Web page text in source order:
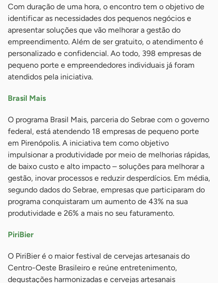
Com duração de uma hora, o encontro tem o objetivo de
identificar as necessidades dos pequenos negócios e
apresentar soluções que vão melhorar a gestão do
empreendimento. Além de ser gratuito, o atendimento é
personalizado e confidencial. Ao todo, 398 empresas de
pequeno porte e empreendedores individuais já foram
atendidos pela iniciativa.
Brasil Mais
O programa Brasil Mais, parceria do Sebrae com o governo
federal, está atendendo 18 empresas de pequeno porte
em Pirenópolis. A iniciativa tem como objetivo
impulsionar a produtividade por meio de melhorias rápidas,
de baixo custo e alto impacto – soluções para melhorar a
gestão, inovar processos e reduzir desperdícios. Em média,
segundo dados do Sebrae, empresas que participaram do
programa conquistaram um aumento de 43% na sua
produtividade e 26% a mais no seu faturamento.
PiriBier
O PiriBier é o maior festival de cervejas artesanais do
Centro-Oeste Brasileiro e reúne entretenimento,
degustações harmonizadas e cervejas artesanais